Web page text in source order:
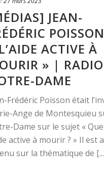
JEAN-
ACTIVE À
» | RADIO
DAME
Frédéric Poisson était
Ange de Montesquieu
Dame sur le sujet «
active à mourir ? » Il est
sur la thématique de